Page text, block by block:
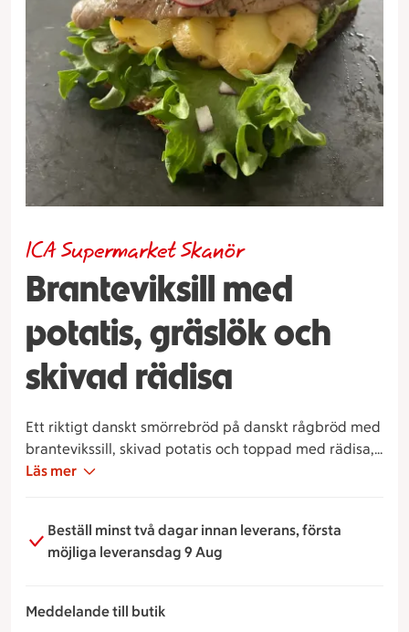
Branteviksill med
potatis, gräslök och
skivad rädisa
ICA Supermarket Skanör
Ett riktigt danskt smörrebröd på danskt rågbröd med
brantevikssill, skivad potatis och toppad med rädisa,
rödlök och gräslök.
Läs mer
Beställ minst två dagar innan leverans, första
möjliga leveransdag 9 Aug
Meddelande till butik